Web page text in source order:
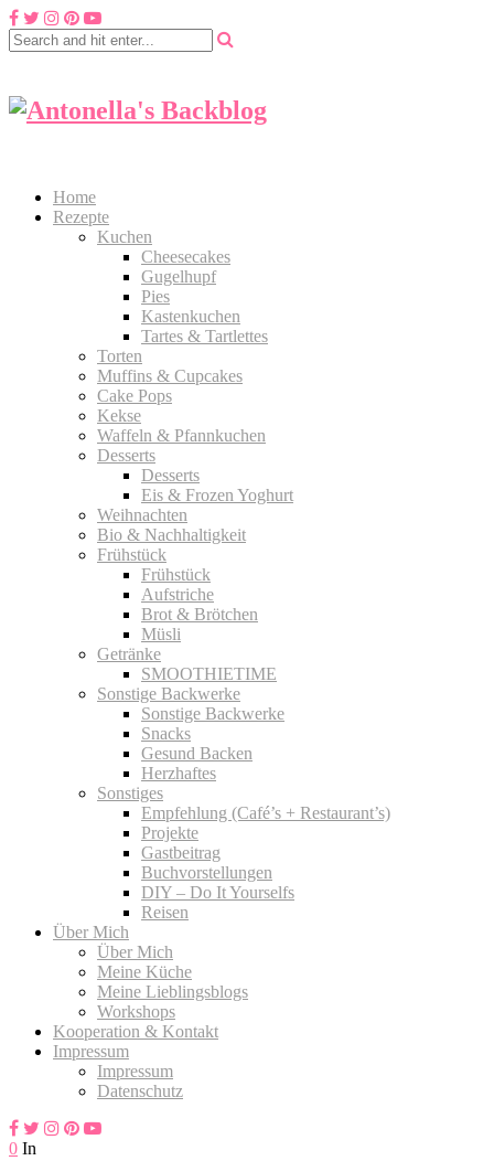
Home
Rezepte
Kuchen
Cheesecakes
Gugelhupf
Pies
Kastenkuchen
Tartes & Tartlettes
Torten
Muffins & Cupcakes
Cake Pops
Kekse
Waffeln & Pfannkuchen
Desserts
Desserts
Eis & Frozen Yoghurt
Weihnachten
Bio & Nachhaltigkeit
Frühstück
Frühstück
Aufstriche
Brot & Brötchen
Müsli
Getränke
SMOOTHIETIME
Sonstige Backwerke
Sonstige Backwerke
Snacks
Gesund Backen
Herzhaftes
Sonstiges
Empfehlung (Café’s + Restaurant’s)
Projekte
Gastbeitrag
Buchvorstellungen
DIY – Do It Yourselfs
Reisen
Über Mich
Über Mich
Meine Küche
Meine Lieblingsblogs
Workshops
Kooperation & Kontakt
Impressum
Impressum
Datenschutz
0 In